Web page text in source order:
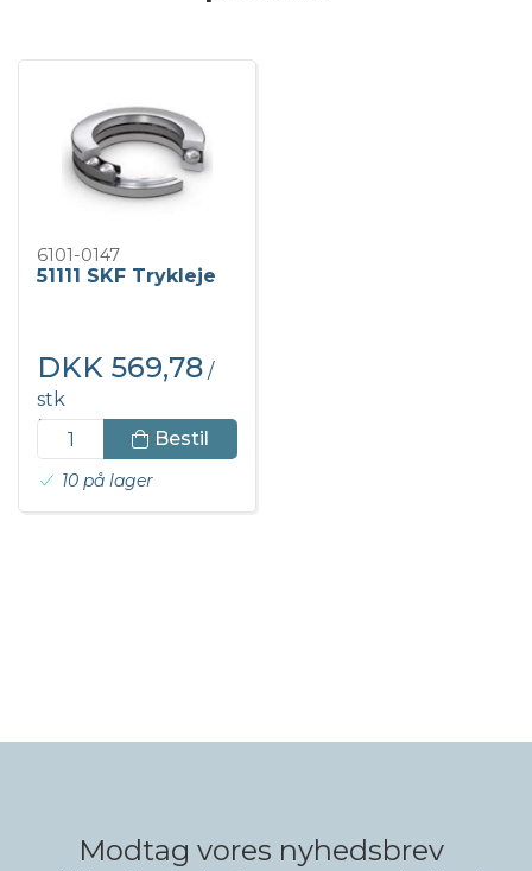
6101-0147
51111 SKF Trykleje
DKK 569,78 /
stk
DKK 712,22 inkl. moms
Bestil
10 på lager
Modtag vores nyhedsbrev